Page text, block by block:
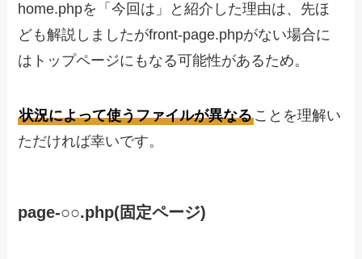
home.phpを「今回は」と紹介した理由は、先ほ
ども解説しましたがfront-page.phpがない場合に
はトップページにもなる可能性があるため。
状況によって使うファイルが異なることを理解い
ただければ幸いです。
page-○○.php(固定ページ)